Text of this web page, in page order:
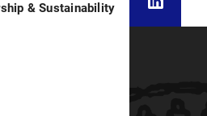
& Sustainability